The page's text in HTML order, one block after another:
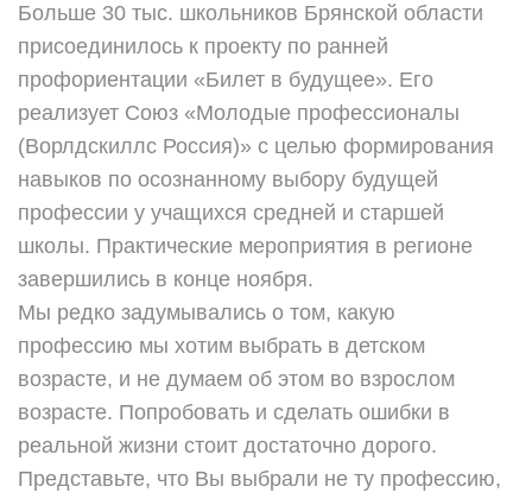
Больше 30 тыс. школьников Брянской области
присоединилось к проекту по ранней
профориентации «Билет в будущее». Его
реализует Союз «Молодые профессионалы
(Ворлдскиллс Россия)» с целью формирования
навыков по осознанному выбору будущей
профессии у учащихся средней и старшей
школы. Практические мероприятия в регионе
завершились в конце ноября.
Мы редко задумывались о том, какую
профессию мы хотим выбрать в детском
возрасте, и не думаем об этом во взрослом
возрасте. Попробовать и сделать ошибки в
реальной жизни стоит достаточно дорого.
Представьте, что Вы выбрали не ту профессию,